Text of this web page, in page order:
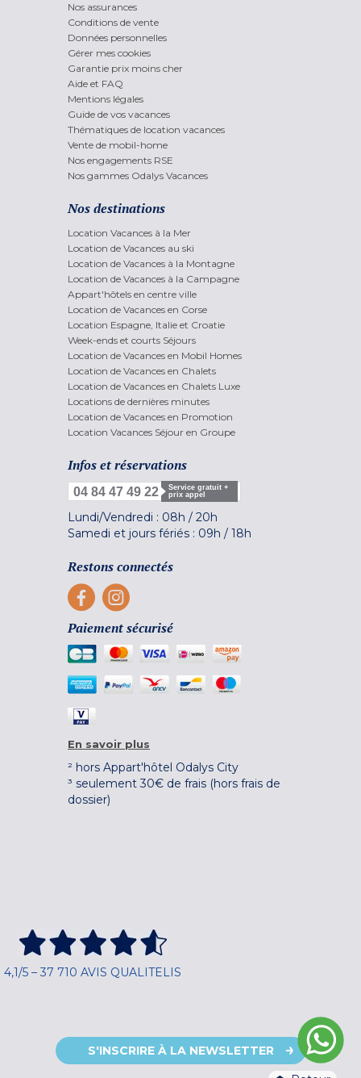
Nos assurances
Conditions de vente
Données personnelles
Gérer mes cookies
Garantie prix moins cher
Aide et FAQ
Mentions légales
Guide de vos vacances
Thématiques de location vacances
Vente de mobil-home
Nos engagements RSE
Nos gammes Odalys Vacances
Nos destinations
Location Vacances à la Mer
Location de Vacances au ski
Location de Vacances à la Montagne
Location de Vacances à la Campagne
Appart'hôtels en centre ville
Location de Vacances en Corse
Location Espagne, Italie et Croatie
Week-ends et courts Séjours
Location de Vacances en Mobil Homes
Location de Vacances en Chalets
Location de Vacances en Chalets Luxe
Locations de dernières minutes
Location de Vacances en Promotion
Location Vacances Séjour en Groupe
Infos et réservations
04 84 47 49 22
Service gratuit +
prix appel
Lundi/Vendredi : 08h / 20h
Samedi et jours fériés : 09h / 18h
Restons connectés
Paiement sécurisé
En savoir plus
² hors Appart'hôtel Odalys City
³ seulement 30€ de frais (hors frais de
dossier)
4,1/5 – 37 710 AVIS QUALITELIS
S'INSCRIRE À LA NEWSLETTER